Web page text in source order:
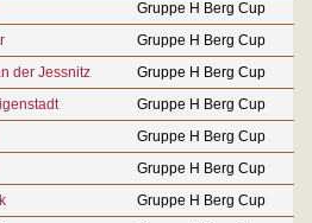
Gruppe H Berg Cup
Gruppe H Berg Cup
der Jessnitz
Gruppe H Berg Cup
Gruppe H Berg Cup
Gruppe H Berg Cup
Gruppe H Berg Cup
Gruppe H Berg Cup